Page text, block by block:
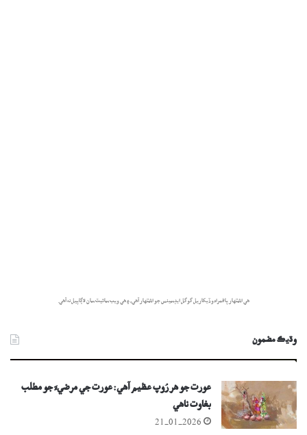
هي اشتهار پاڻمرادو ڏيکاريل گوگل ايڊسينس جو اشتهار آهي، ۽ هي ويب سائيٽ سان لاڳاپيل نه آهي.
وڌيڪ مضمون
عورت جو ھر رُوپ عظيم آھي: عورت جي مرضيءَ جو مطلب
بغاوت ناهي
21-01-2026